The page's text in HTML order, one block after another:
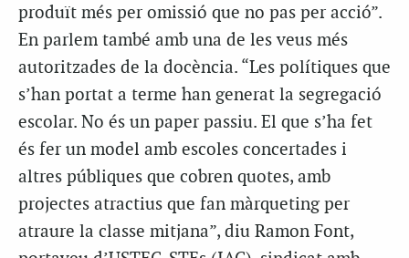
produït més per omissió que no pas per acció”.
En parlem també amb una de les veus més
autoritzades de la docència. “Les polítiques que
s’han portat a terme han generat la segregació
escolar. No és un paper passiu. El que s’ha fet
és fer un model amb escoles concertades i
altres públiques que cobren quotes, amb
projectes atractius que fan màrqueting per
atraure la classe mitjana”, diu Ramon Font,